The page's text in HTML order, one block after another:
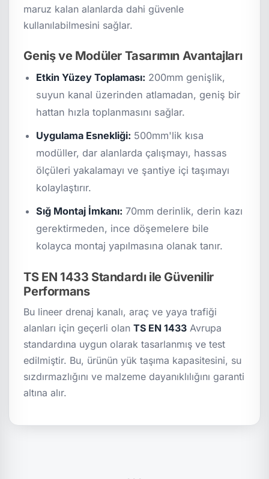
maruz kalan alanlarda dahi güvenle
kullanılabilmesini sağlar.
Geniş ve Modüler Tasarımın Avantajları
Etkin Yüzey Toplaması: 200mm genişlik,
suyun kanal üzerinden atlamadan, geniş bir
hattan hızla toplanmasını sağlar.
Uygulama Esnekliği: 500mm'lik kısa
modüller, dar alanlarda çalışmayı, hassas
ölçüleri yakalamayı ve şantiye içi taşımayı
kolaylaştırır.
Sığ Montaj İmkanı: 70mm derinlik, derin kazı
gerektirmeden, ince döşemelere bile
kolayca montaj yapılmasına olanak tanır.
TS EN 1433 Standardı ile Güvenilir
Performans
Bu lineer drenaj kanalı, araç ve yaya trafiği
alanları için geçerli olanTS EN 1433 Avrupa
standardına uygun olarak tasarlanmış ve test
edilmiştir. Bu, ürünün yük taşıma kapasitesini, su
sızdırmazlığını ve malzeme dayanıklılığını garanti
altına alır.